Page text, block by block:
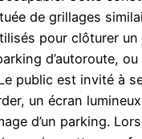
de grillages
pour clôturer un
d’autoroute, ou
public est invité à
un écran
d’un parking.